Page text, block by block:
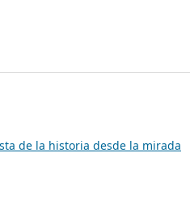
de la historia desde la mirada